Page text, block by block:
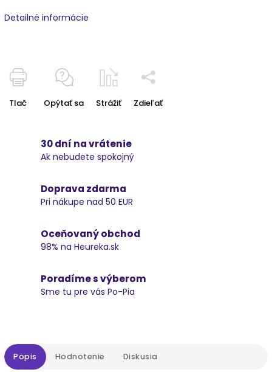
Detailné informácie
Tlač Opýtať sa Strážiť Zdieľať
30 dní na vrátenie
Ak nebudete spokojný
Doprava zdarma
Pri nákupe nad 50 EUR
Oceňovaný obchod
98% na Heureka.sk
Poradíme s výberom
Sme tu pre vás Po-Pia
Popis Hodnotenie Diskusia